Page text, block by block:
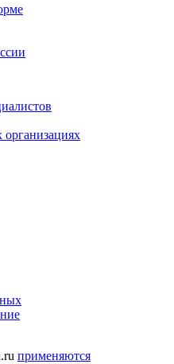
организациях
применяются